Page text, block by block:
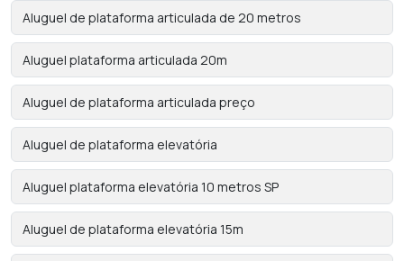
Aluguel de plataforma articulada de 20 metros
Aluguel plataforma articulada 20m
Aluguel de plataforma articulada preço
Aluguel de plataforma elevatória
Aluguel plataforma elevatória 10 metros SP
Aluguel de plataforma elevatória 15m